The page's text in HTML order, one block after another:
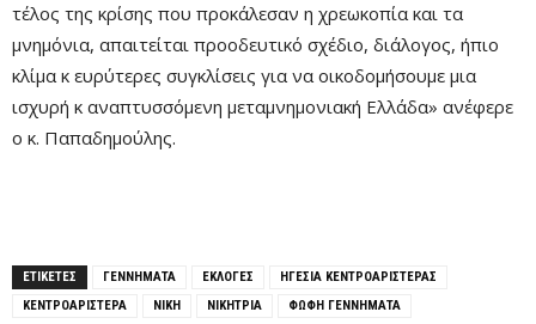
τέλος της κρίσης που προκάλεσαν η χρεωκοπία και τα
μνημόνια, απαιτείται προοδευτικό σχέδιο, διάλογος, ήπιο
κλίμα κ ευρύτερες συγκλίσεις για να οικοδομήσουμε μια
ισχυρή κ αναπτυσσόμενη μεταμνημονιακή Ελλάδα» ανέφερε
ο κ. Παπαδημούλης.
ΕΤΙΚΕΤΕΣ ΓΕΝΝΗΜΑΤΑ ΕΚΛΟΓΕΣ
ΗΓΕΣΙΑ ΚΕΝΤΡΟΑΡΙΣΤΕΡΑΣ
ΚΕΝΤΡΟΑΡΙΣΤΕΡΑ
ΝΙΚΗ ΝΙΚΗΤΡΙΑ ΦΩΦΗ ΓΕΝΝΗΜΑΤΑ